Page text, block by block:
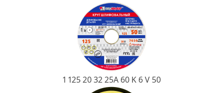
1 125 20 32 25А 60 K 6 V 50